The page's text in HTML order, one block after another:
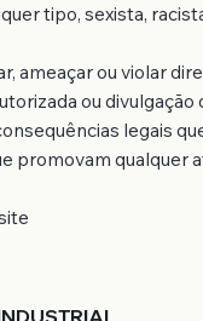
tipo, sexista,
ameaçar ou violar
ou
legais
promovam qualquer